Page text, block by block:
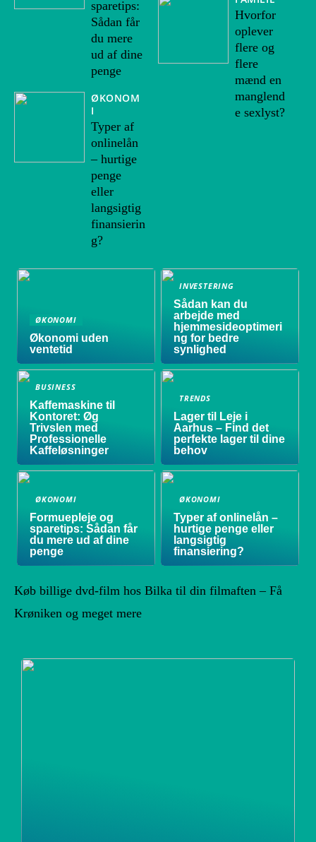
sparetips:
Sådan får
du mere
ud af dine
penge
ØKONOM
I
Typer af
onlinelån
– hurtige
penge
eller
langsigtig
finansierin
g?
Hvorfor
oplever
flere og
flere
mænd en
manglend
e sexlyst?
ØKONOMI
Økonomi uden
ventetid
INVESTERING
Sådan kan du
arbejde med
hjemmesideoptimeri
ng for bedre
synlighed
BUSINESS
Kaffemaskine til
Kontoret: Øg
Trivslen med
Professionelle
Kaffeløsninger
TRENDS
Lager til Leje i
Aarhus – Find det
perfekte lager til dine
behov
ØKONOMI
Formuepleje og
sparetips: Sådan får
du mere ud af dine
penge
ØKONOMI
Typer af onlinelån –
hurtige penge eller
langsigtig
finansiering?
Køb billige dvd-film hos Bilka til din filmaften – Få
Krøniken og meget mere